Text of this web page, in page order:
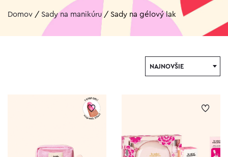
Domov / Sady na manikúru/ Sady na gélový lak
NAJNOVŠIE